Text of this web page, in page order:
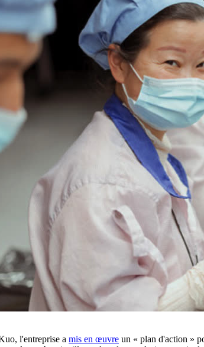
l'entreprise a mis en œuvre un « plan d'action »